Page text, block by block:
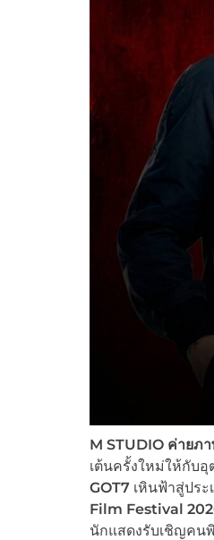
M STUDIO ค่ายภ
เต้นครั้งใหม่ให้กับอุ
GOT7เหินฟ้าสู่ประ
Film Festival
นักแสดงรับเชิญคน